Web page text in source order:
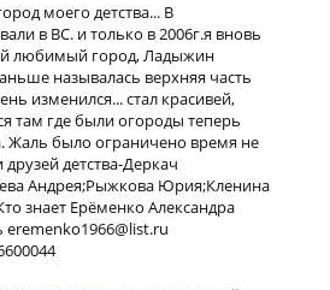
моего детства... В
в ВС. и только в 2006г.я вновь
любимый город, Ладыжин
называлась верхняя часть
изменился... стал красивей,
там где были огороды теперь
Жаль было ограничено время не
детства-Деркач
Андрея;Рыжкова Юрия;Кленина
знает Ерёменко Александра
eremenko1966@list.ru